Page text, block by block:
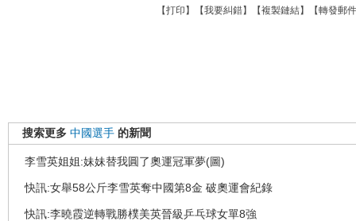
【打印 】【我要糾錯】【複製鏈結】【轉發郵件
搜索更多 中國選手 的新聞
李雪英姐姐:妹妹替我圓了奧運冠軍夢(圖)
快訊:女舉58公斤李雪英奪中國第8金 破奧運會紀錄
快訊:李曉霞逆轉戰勝樸美英晉級乒乓球女單8強